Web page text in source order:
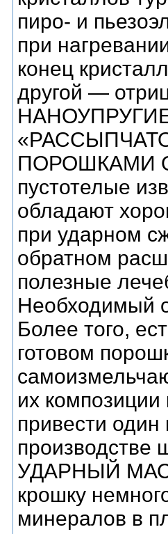
пиро- и
при
конец
другой —
ПОРОШКАМИ
пустотелые
обладают
при ударном
обратном
полезные
Необходимый
Более того,
готовом
их
привести
производстве
УДАРНЫЙ
крошку
минералов в